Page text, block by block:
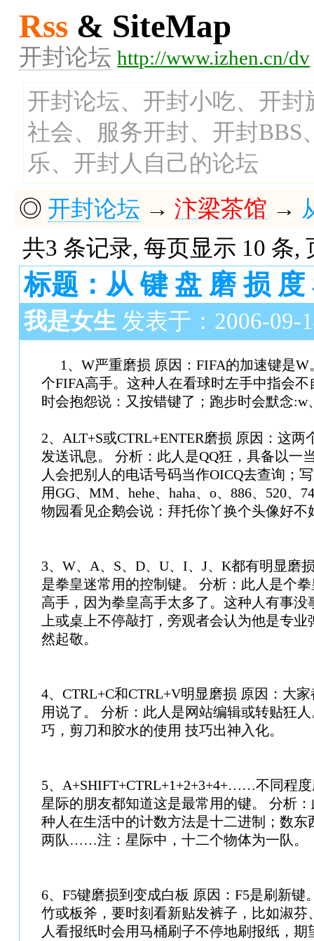
Rss & SiteMap
开封论坛 http://www.izhen.cn/dv
开封论坛、开封小吃、开
社会、服务开封、开封
乐、开封人自己的论坛
◎ 开封论坛 →汴梁茶馆 →
共3 条记录, 每页显示 10 条,
标题：从 键 盘 磨 损 度
我是女生 发表于：2006-09-
1、W严重磨损 原因：FIFA的加速键是
个FIFA高手。这种人在看球时左手中指会
时会抱怨说：又按错键了；跑步时会默念
2、ALT+S或CTRL+ENTER磨损 原因：这两
发送讯息。 分析：此人是QQ狂，具备以一
人会把别人的电话号码当作OICQ去查询；
用GG、MM、hehe、haha、o、886、520、
物园看见企鹅会说：拜托你丫换个头像好不
3、W、A、S、D、U、I、J、K都有明显磨
是拳皇迷常用的控制键。 分析：此人是个
高手，因为拳皇高手太多了。这种人有事没
上或桌上不停敲打，旁观者会认为他是专
然起敬。
4、CTRL+C和CTRL+V明显磨损 原因：大
用说了。 分析：此人是网站编辑或转贴狂
巧，剪刀和胶水的使用 技巧出神入化。
5、A+SHIFT+CTRL+1+2+3+4+……不同程
星际的朋友都知道这是最常用的键。 分析
种人在生活中的计数方法是十二进制；数东
两队……注：星际中，十二个物体为一队。
6、F5键磨损到变成白板 原因：F5是刷新键
竹或板斧，要时刻看新贴发裤子，比如淑芬
人看报纸时会用马桶刷子不停地刷报纸，期